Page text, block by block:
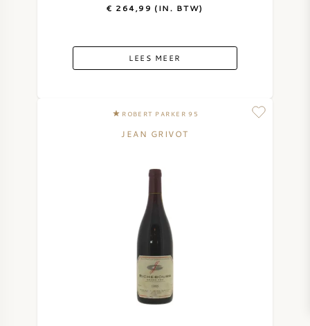
€ 264,99 (IN. BTW)
LEES MEER
ROBERT PARKER 95
JEAN GRIVOT